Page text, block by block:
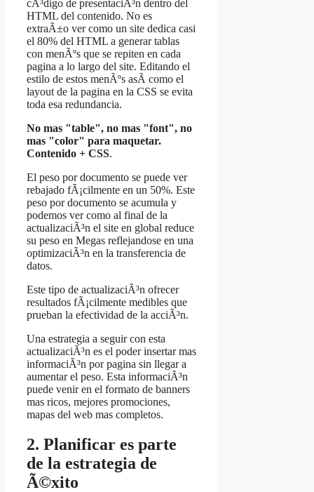
cÃ³digo de presentaciÃ³n dentro del
HTML del contenido. No es
extraÃ±o ver como un site dedica casi
el 80% del HTML a generar tablas
con menÃºs que se repiten en cada
pagina a lo largo del site. Editando el
estilo de estos menÃºs asÃ­ como el
layout de la pagina en la CSS se evita
toda esa redundancia.
No mas "table", no mas "font", no
mas "color" para maquetar.
Contenido + CSS.
El peso por documento se puede ver
rebajado fÃ¡cilmente en un 50%. Este
peso por documento se acumula y
podemos ver como al final de la
actualizaciÃ³n el site en global reduce
su peso en Megas reflejandose en una
optimizaciÃ³n en la transferencia de
datos.
Este tipo de actualizaciÃ³n ofrecer
resultados fÃ¡cilmente medibles que
prueban la efectividad de la acciÃ³n.
Una estrategia a seguir con esta
actualizaciÃ³n es el poder insertar mas
informaciÃ³n por pagina sin llegar a
aumentar el peso. Esta informaciÃ³n
puede venir en el formato de banners
mas ricos, mejores promociones,
mapas del web mas completos.
2. Planificar es parte
de la estrategia de
Ã©xito